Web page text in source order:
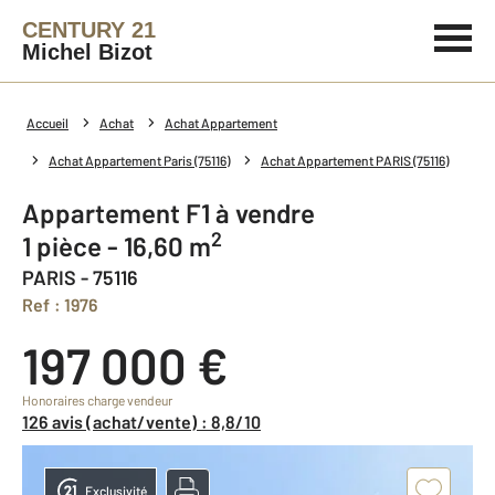
CENTURY 21
Michel Bizot
Accueil Achat Achat Appartement
Achat Appartement Paris (75116) Achat Appartement PARIS (75116)
Appartement F1 à vendre
1 pièce - 16,60 m2
PARIS - 75116
Ref : 1976
197 000 €
Honoraires charge vendeur
126 avis (achat/vente) : 8,8/10
Exclusivité